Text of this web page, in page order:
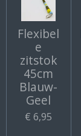
Flexibel
e
zitstok
45cm
Blauw-
Geel
€ 6,95